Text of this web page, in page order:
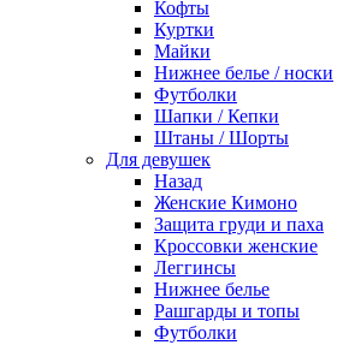
Кофты
Куртки
Майки
Нижнее белье / носки
Футболки
Шапки / Кепки
Штаны / Шорты
Для девушек
Назад
Женские Кимоно
Защита груди и паха
Кроссовки женские
Леггинсы
Нижнее белье
Рашгарды и топы
Футболки